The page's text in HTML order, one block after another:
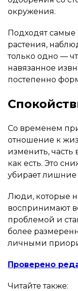
окружения.
Подходят самые
растения,
только одно —
навязанное
постепенно
Со временем
отношение к
изменить,
как есть. Это
убирает
Люди, которые
воспринимают
проблемой и
более
личными
Проверено
Читайте также: